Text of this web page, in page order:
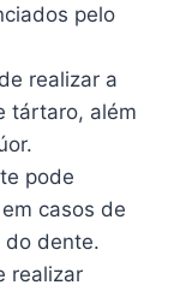
pelo
realizar a
tártaro, além
pode
casos de
do dente.
realizar